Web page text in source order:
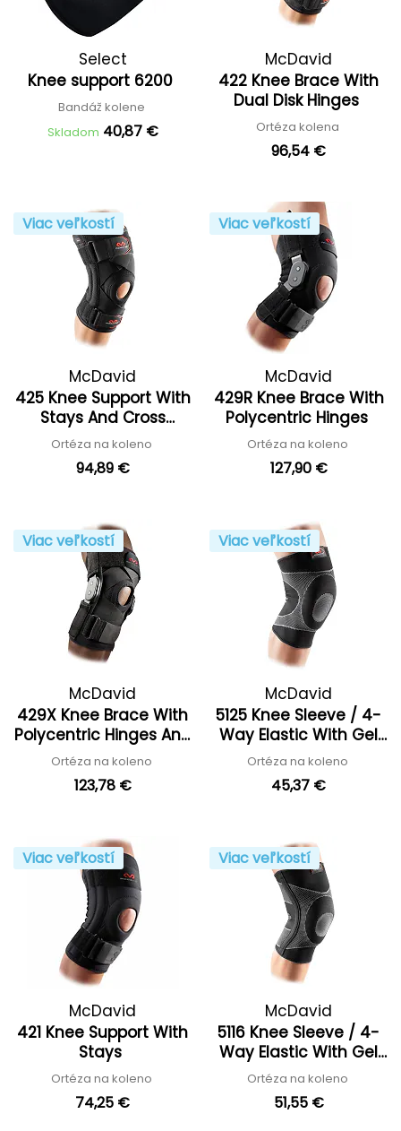
Select
Knee support 6200
Bandáž kolene
Skladom 40,87 €
McDavid
422 Knee Brace With
Dual Disk Hinges
Ortéza kolena
96,54 €
Viac veľkostí
McDavid
425 Knee Support With
Stays And Cross
Straps
Ortéza na koleno
94,89 €
Viac veľkostí
McDavid
429R Knee Brace With
Polycentric Hinges
Ortéza na koleno
127,90 €
Viac veľkostí
McDavid
429X Knee Brace With
Polycentric Hinges And
Cross Straps
Ortéza na koleno
123,78 €
Viac veľkostí
McDavid
5125 Knee Sleeve / 4-
Way Elastic With Gel
Buttress
Ortéza na koleno
45,37 €
Viac veľkostí
McDavid
421 Knee Support With
Stays
Ortéza na koleno
74,25 €
Viac veľkostí
McDavid
5116 Knee Sleeve / 4-
Way Elastic With Gel
Buttress And Stays
Ortéza na koleno
51,55 €